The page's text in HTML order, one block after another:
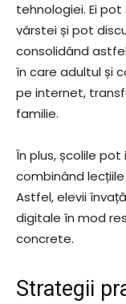
tehnologiei. Ei
vârstei și pot
consolidând
în care adultul și
pe internet,
familie.
În plus, școlile
combinând
Astfel, elevii
digitale în mod
concrete.
Strategii